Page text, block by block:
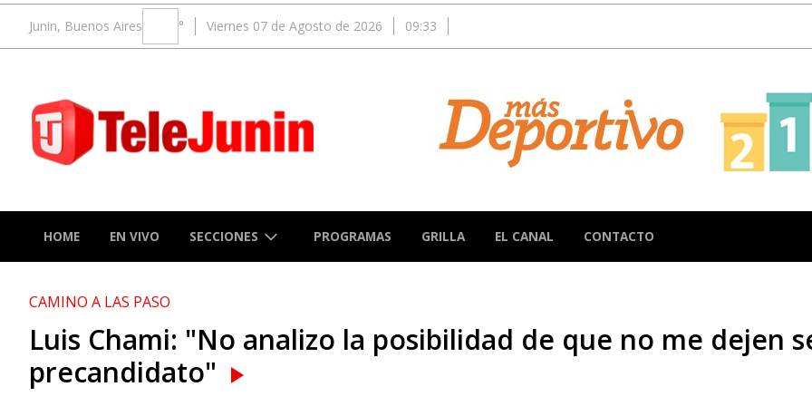
Junin, Buenos Aires ° Viernes 07 de Agosto de 2026 09:33
HOME EN VIVO SECCIONES PROGRAMAS GRILLA EL CANAL CONTACTO
CAMINO A LAS PASO
Luis Chami: "No analizo la posibilidad de que no me dejen
precandidato"